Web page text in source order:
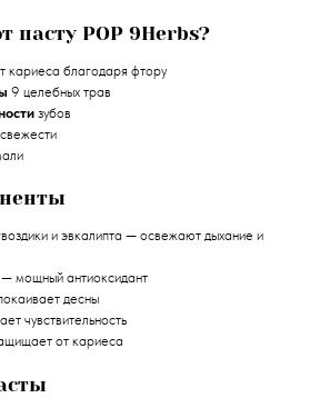
POP 9Herbs?
кариеса благодаря фтору
9 целебных трав
зубов
свежести
и эвкалипта — освежают дыхание и
— мощный антиоксидант
десны
чувствительность
от кариеса